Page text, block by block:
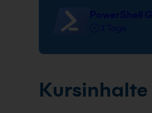
Kursinhalte